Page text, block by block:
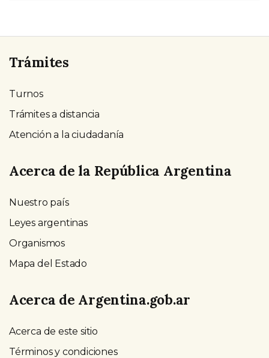
Trámites
Turnos
Trámites a distancia
Atención a la ciudadanía
Acerca de la República Argentina
Nuestro país
Leyes argentinas
Organismos
Mapa del Estado
Acerca de Argentina.gob.ar
Acerca de este sitio
Términos y condiciones